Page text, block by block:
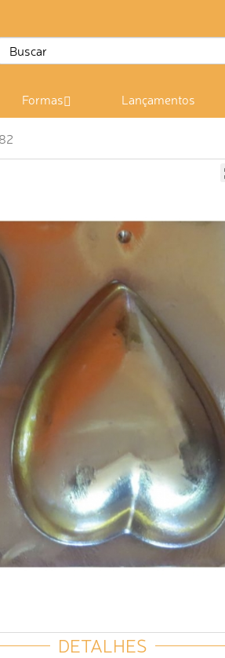
Formas Lançamentos
DETALHES